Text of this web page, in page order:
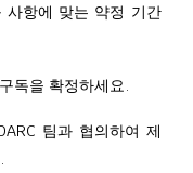
사항에 맞는 약정 기간
독을 확정하세요.
팀과 협의하여 제